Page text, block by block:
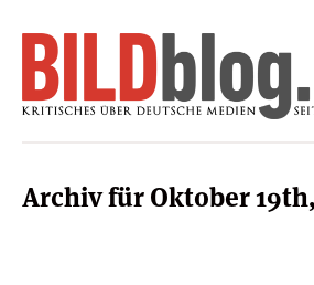
Archiv für Oktober